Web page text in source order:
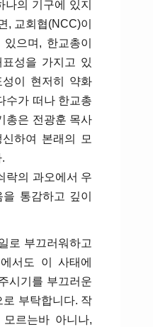
의 기구에 있지
, 교회협(NCC)이
으며, 한교총이
성을 가지고 있
이 현저히 약화
수가 떠나 한교총
총은 전광훈 목사
하여 본래의 모
락의 과오에서 우
통감하고 깊이
로 부끄러워하고
서도 이 사태에
시기를 부끄러운
부탁합니다. 작
르는바 아니나,